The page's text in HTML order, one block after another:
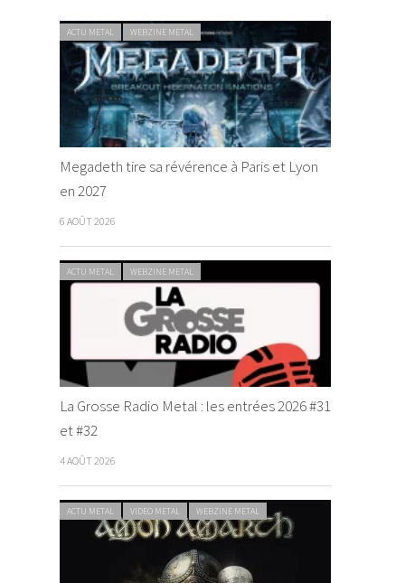
ACTU METAL WEBZINE METAL
Megadeth tire sa révérence à Paris et Lyon
en 2027
6 AOÛT 2026
ACTU METAL WEBZINE METAL
La Grosse Radio Metal : les entrées 2026 #31
et #32
4 AOÛT 2026
ACTU METAL VIDEO METAL WEBZINE METAL